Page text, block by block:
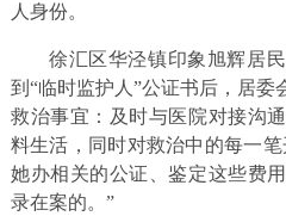
人身份。
徐汇区华泾镇印象旭辉居
到“临时监护人”公证书后，居委
救治事宜：及时与医院对接沟
料生活，同时对救治中的每一
她办相关的公证、鉴定这些费
录在案的。”